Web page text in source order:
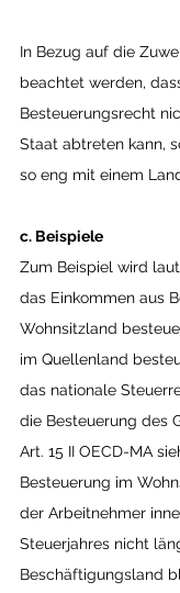
In Bezug auf die
beachtet werden,
Besteuerungsrecht
Staat abtreten kann,
so eng mit einem
c. Beispiele
Zum Beispiel wird
das Einkommen aus
Wohnsitzland
im Quellenland
das nationale
die Besteuerung des
Art. 15 II OECD-MA
Besteuerung im
der Arbeitnehmer
Steuerjahres nicht
Beschäftigungsland